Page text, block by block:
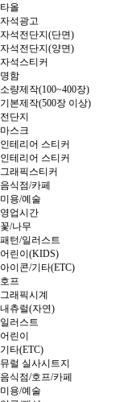
타올
자석광고
자석전단지(단면)
자석전단지(양면)
자석스티커
명함
소량제작(100~400장)
기본제작(500장 이상)
전단지
마스크
인테리어 스티커
인테리어 스티커
그래픽스티커
음식점/카페
미용/예술
영업시간
꽃/나무
패턴/일러스트
어린이(KIDS)
아이콘/기타(ETC)
호프
그래픽시계
내츄럴(자연)
일러스트
어린이
기타(ETC)
뮤럴 실사시트지
음식점/호프/카페
미용/예술